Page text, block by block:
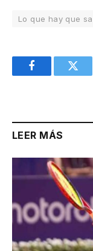
Lo que hay que
Facebook
LEER MÁS